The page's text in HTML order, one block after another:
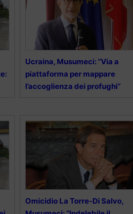
Ucraina, Musumeci: “Via a
piattaforma per mappare
l’accoglienza dei profughi”
Omicidio La Torre-Di Salvo,